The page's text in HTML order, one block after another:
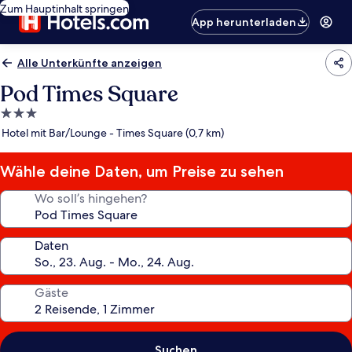
Zum Hauptinhalt springen
App herunterladen
Alle Unterkünfte anzeigen
Pod Times Square
3.0-
Sterne-
Hotel mit Bar/Lounge - Times Square (0,7 km)
Wähle deine Daten, um Preise zu sehen
Wo soll’s hingehen?
Daten
Gäste